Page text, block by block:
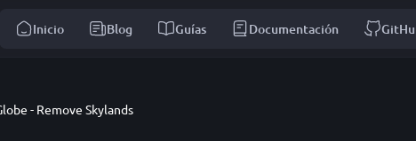
Inicio Blog Guías Documentación
- Remove Skylands